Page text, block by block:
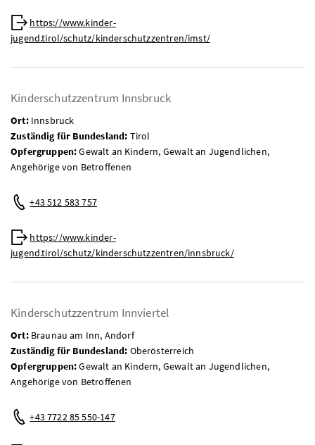
Web:
https://www.kinder-
jugend.tirol/schutz/kinderschutzzentren/imst/
Kinderschutzzentrum Innsbruck
Ort:Innsbruck
Zuständig für Bundesland: Tirol
Opfergruppen:Gewalt an Kindern, Gewalt an Jugendlichen,
Angehörige von Betroffenen
Telefon:
+43 512 583 757
Web:
https://www.kinder-
jugend.tirol/schutz/kinderschutzzentren/innsbruck/
Kinderschutzzentrum Innviertel
Ort:Braunau am Inn, Andorf
Zuständig für Bundesland: Oberösterreich
Opfergruppen:Gewalt an Kindern, Gewalt an Jugendlichen,
Angehörige von Betroffenen
Telefon:
+43 7722 85 550-147